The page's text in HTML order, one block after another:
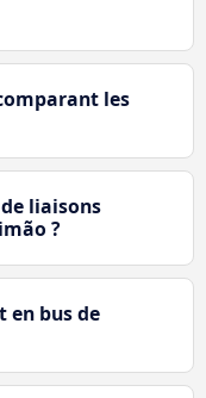
les
liaisons
?
en bus de